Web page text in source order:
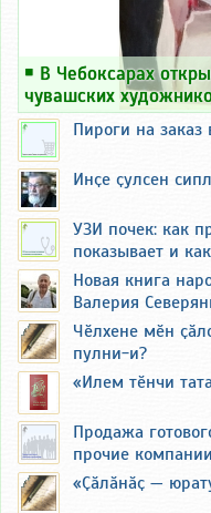
￭ В Чебоксарах
чувашских
Пироги на
Инҫе ҫулсен
УЗИ почек: как
показывает и
Новая книга
Валерия
Чӗлхене мӗн
пулни-и?
«Илем тӗнчи
Продажа
прочие компании
«Ҫӑлӑнӑҫ —